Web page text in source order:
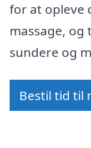
for at opleve
massage,
sundere og
Bestil tid til